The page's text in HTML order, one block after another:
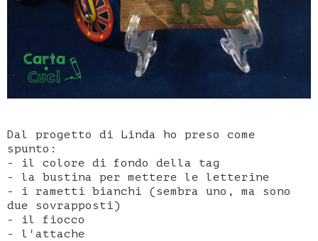
Dal progetto di Linda ho preso come
spunto:
- il colore di fondo della tag
- la bustina per mettere le letterine
- i rametti bianchi (sembra uno, ma sono
due sovrapposti)
- il fiocco
- l'attache